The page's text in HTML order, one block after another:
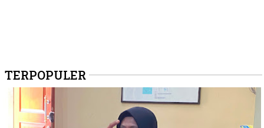
TERPOPULER